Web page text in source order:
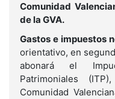
Comunidad
de la GVA.
Gastos e impuestos
orientativo, en
abonará el
Patrimoniales
Comunidad